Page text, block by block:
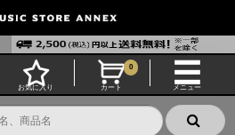
お気に入り カート
0
メニュー